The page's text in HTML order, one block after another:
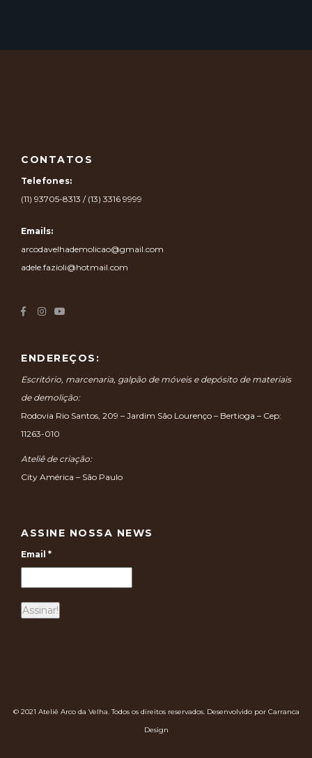
CONTATOS
Telefones:
(11) 93705-8313 / (13) 3316 9999
Emails:
arcodavelhademolicao@gmail.com
adele.fazioli@hotmail.com
ENDEREÇOS:
Escritório, marcenaria, galpão de móveis e depósito de materiais
de demolição:
Rodovia Rio Santos, 209 – Jardim São Lourenço – Bertioga – Cep:
11263-010
Ateliê de criação:
City América – São Paulo
ASSINE NOSSA NEWS
Email *
© 2021 Ateliê Arco da Velha. Todos os direitos reservados. Desenvolvido por Carranca
Design